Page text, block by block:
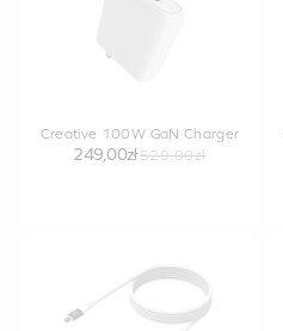
Creative 100W GaN Charger
249,00zł529,00zł